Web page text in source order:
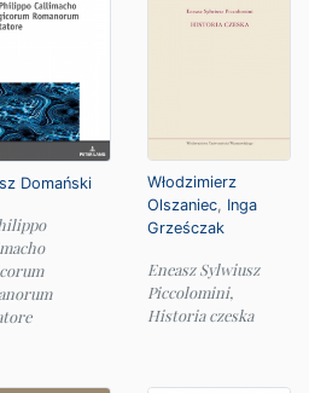
Domański
Włodzimierz
Olszaniec, Inga
Grześczak
Eneasz Sylwiusz
Piccolomini,
Historia czeska